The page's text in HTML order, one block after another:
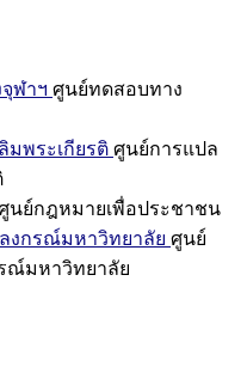
ฬาฯ ศูนย์ทดสอบทาง
มพระเกียรติ ศูนย์การแปล
นย์กฎหมายเพื่อประชาชน
งกรณ์มหาวิทยาลัย ศูนย์
ณ์มหาวิทยาลัย